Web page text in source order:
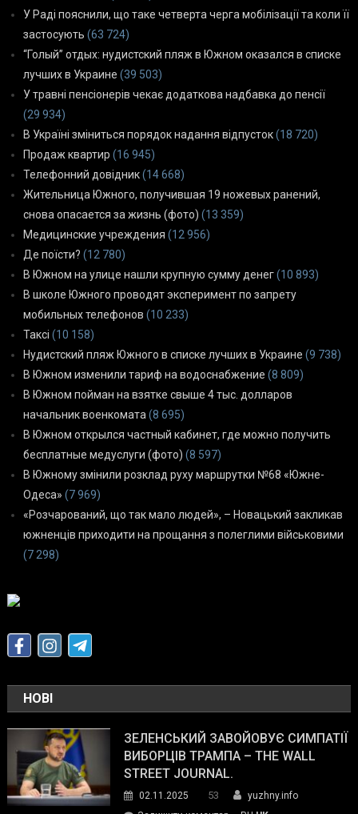
У Раді пояснили, що таке четверта черга мобілізації та коли її
застосують (63 724)
“Голый” отдых: нудистский пляж в Южном оказался в списке
лучших в Украине (39 503)
У травні пенсіонерів чекає додаткова надбавка до пенсії
(29 934)
В Україні зміниться порядок надання відпусток(18 720)
Продаж квартир (16 945)
Телефонний довідник(14 668)
Жительница Южного, получившая 19 ножевых ранений,
снова опасается за жизнь (фото) (13 359)
Медицинские учреждения (12 956)
Де поїсти? (12 780)
В Южном на улице нашли крупную сумму денег(10 893)
В школе Южного проводят эксперимент по запрету
мобильных телефонов (10 233)
Таксі (10 158)
Нудистский пляж Южного в списке лучших в Украине (9 738)
В Южном изменили тариф на водоснабжение (8 809)
В Южном пойман на взятке свыше 4 тыс. долларов
начальник военкомата(8 695)
В Южном открылся частный кабинет, где можно получить
бесплатные медуслуги (фото) (8 597)
В Южному змінили розклад руху маршрутки №68 «Южне-
Одеса» (7 969)
«Розчарований, що так мало людей», – Новацький закликав
южненців приходити на прощання з полеглими військовими
(7 298)
НОВІ
ЗЕЛЕНСЬКИЙ ЗАВОЙОВУЄ СИМПАТІЇ
ВИБОРЦІВ ТРАМПА – THE WALL
STREET JOURNAL.
02.11.2025 53
yuzhny.info